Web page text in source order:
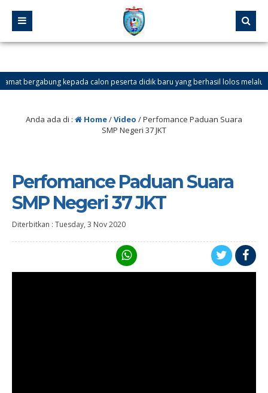
bergabung kepada calon peserta didik baru yang berhasil lolos melalui
DATANG DI WEBSITE SMP NEGERI 37 JAKARTA. Ingin tahu info tentang
Anda ada di : Home/Video /Perfomance Paduan Suara
SMP Negeri 37 JKT
Perfomance Paduan Suara
SMP Negeri 37 JKT
Diterbitkan : Tuesday, 3 Nov 2020